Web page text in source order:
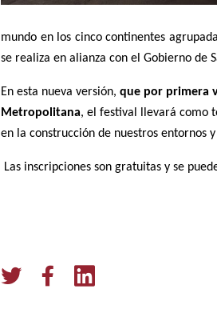
mundo en los cinco continentes
se realiza en alianza con el Gobierno de
En esta nueva versión, que por primera
Metropolitana, el festival llevará como
en la construcción de nuestros entornos
Las inscripciones son gratuitas y se